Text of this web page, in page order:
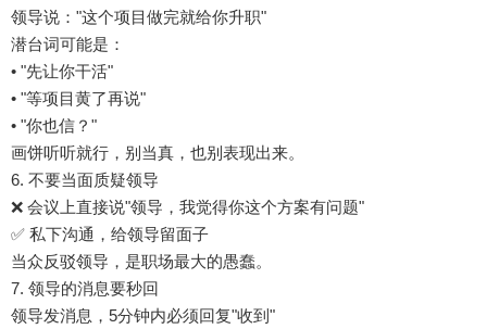
领导说："这个项目做完就给你升职"
潜台词可能是：
• "先让你干活"
• "等项目黄了再说"
• "你也信？"
画饼听听就行，别当真，也别表现出来。
6. 不要当面质疑领导
❌ 会议上直接说"领导，我觉得你这个方案有问题"
✅ 私下沟通，给领导留面子
当众反驳领导，是职场最大的愚蠢。
7. 领导的消息要秒回
领导发消息，5分钟内必须回复"收到"